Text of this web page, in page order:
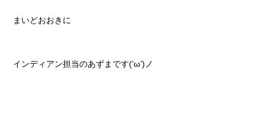
まいどおおきに
インディアン担当のあずまです(‘ω’)ノ